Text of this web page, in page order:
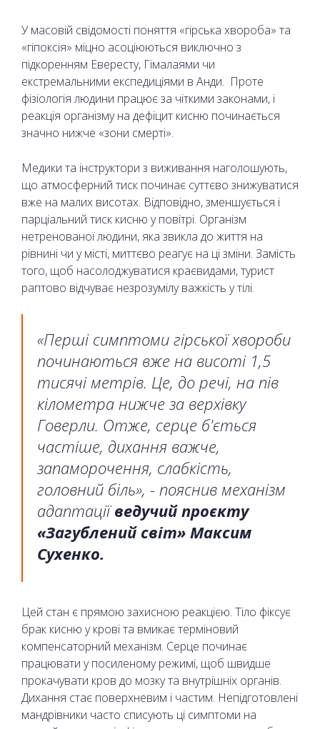
У масовій свідомості поняття «гірська хвороба» та
«гіпоксія» міцно асоціюються виключно з
підкоренням Евересту, Гімалаями чи
екстремальними експедиціями в Анди. Проте
фізіологія людини працює за чіткими законами, і
реакція організму на дефіцит кисню починається
значно нижче «зони смерті».
Медики та інструктори з виживання наголошують,
що атмосферний тиск починає суттєво знижуватися
вже на малих висотах. Відповідно, зменшується і
парціальний тиск кисню у повітрі. Організм
нетренованої людини, яка звикла до життя на
рівнині чи у місті, миттєво реагує на ці зміни. Замість
того, щоб насолоджуватися краєвидами, турист
раптово відчуває незрозумілу важкість у тілі.
«Перші симптоми гірської хвороби
починаються вже на висоті 1,5
тисячі метрів. Це, до речі, на пів
кілометра нижче за верхівку
Говерли. Отже, серце б'ється
частіше, дихання важче,
запаморочення, слабкість,
головний біль», - пояснив механізм
адаптаціїведучий проєкту
«Загублений світ» Максим
Сухенко.
Цей стан є прямою захисною реакцією. Тіло фіксує
брак кисню у крові та вмикає терміновий
компенсаторний механізм. Серце починає
працювати у посиленому режимі, щоб швидше
прокачувати кров до мозку та внутрішніх органів.
Дихання стає поверхневим і частим. Непідготовлені
мандрівники часто списують ці симптоми на